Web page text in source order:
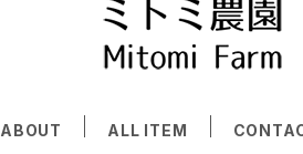
ABOUT ALL ITEM